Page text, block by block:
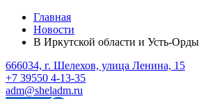
Главная
Новости
В Иркутской области и Усть-
666034, г. Шелехов, улица Ленина, 15
+7 39550 4-13-35
adm@sheladm.ru